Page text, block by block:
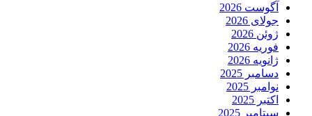
آگوست 2026
جولای 2026
ژوئن 2026
فوریه 2026
ژانویه 2026
دسامبر 2025
نوامبر 2025
اکتبر 2025
سپتامبر 2025